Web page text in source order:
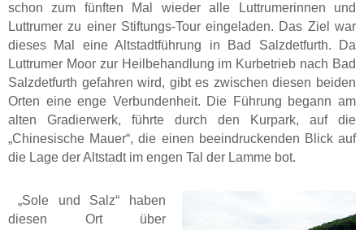
schon zum fünften Mal wieder alle Luttrumerinnen und
Luttrumer zu einer Stiftungs-Tour eingeladen. Das Ziel war
dieses Mal eine Altstadtführung in Bad Salzdetfurth. Da
Luttrumer Moor zur Heilbehandlung im Kurbetrieb nach Bad
Salzdetfurth gefahren wird, gibt es zwischen diesen beiden
Orten eine enge Verbundenheit. Die Führung begann am
alten Gradierwerk, führte durch den Kurpark, auf die
„Chinesische Mauer“, die einen beeindruckenden Blick auf
die Lage der Altstadt im engen Tal der Lamme bot.
„Sole und Salz“ haben
diesen Ort über